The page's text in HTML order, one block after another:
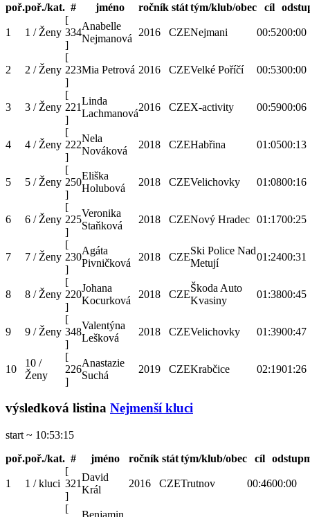
poř.poř./kat. # jméno ročník stát tým/klub/obec cíl
1 1 / Ženy
[
334
]
Anabelle
Nejmanová
2016 CZENejmani 00:5200:00
2 2 / Ženy
[
223
]
Mia Petrová 2016 CZEVelké Poříčí 00:5300:00
3 3 / Ženy
[
221
]
Linda
Lachmanová
2016 CZEX-activity 00:5900:06
4 4 / Ženy
[
222
]
Nela
Nováková
2018 CZEHabřina 01:0500:13
5 5 / Ženy
[
250
]
Eliška
Holubová
2018 CZEVelichovky 01:0800:16
6 6 / Ženy
[
225
]
Veronika
Staňková
2018 CZENový Hradec 01:1700:25
7 7 / Ženy
[
230
]
Agáta
Pivničková
2018 CZE
Ski Police Nad
Metují
01:2400:31
8 8 / Ženy
[
220
]
Johana
Kocurková
2018 CZE
Škoda Auto
Kvasiny
01:3800:45
9 9 / Ženy
[
348
]
Valentýna
Lešková
2018 CZEVelichovky 01:3900:47
10
10 /
Ženy
[
226
]
Anastazie
Suchá
2019 CZEKrabčice 02:1901:26
výsledková listina Nejmenší kluci
start ~ 10:53:15
poř.poř./kat. # jméno ročník stát tým/klub/obec cíl odstup
1 1 / kluci
[
321
]
David
Král
2016 CZETrutnov 00:4600:00
[
Benjamin